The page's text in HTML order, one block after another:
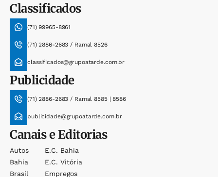
Classificados
(71) 99965-8961
(71) 2886-2683 / Ramal 8526
classificados@grupoatarde.com.br
Publicidade
(71) 2886-2683 / Ramal 8585 | 8586
publicidade@grupoatarde.com.br
Canais e Editorias
Autos
Bahia
Brasil
E.c. Bahia
E.c. Vitória
Empregos